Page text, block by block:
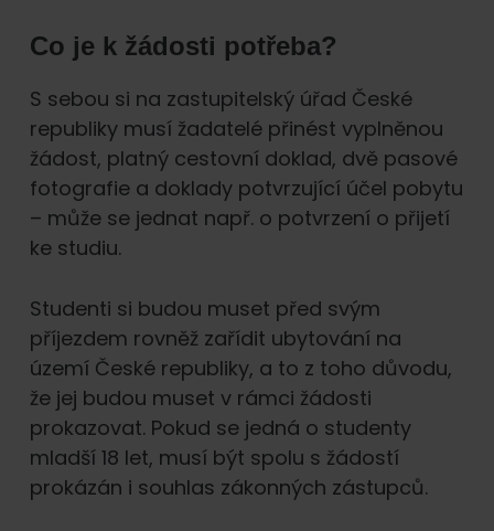
Co je k žádosti potřeba?
S sebou si na zastupitelský úřad České
republiky musí žadatelé přinést vyplněnou
žádost, platný cestovní doklad, dvě pasové
fotografie a doklady potvrzující účel pobytu
– může se jednat např. o potvrzení o přijetí
ke studiu.
Studenti si budou muset před svým
příjezdem rovněž zařídit ubytování na
území České republiky, a to z toho důvodu,
že jej budou muset v rámci žádosti
prokazovat. Pokud se jedná o studenty
mladší 18 let, musí být spolu s žádostí
prokázán i souhlas zákonných zástupců.